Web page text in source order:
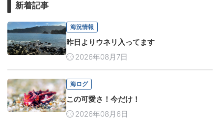
新着記事
海況情報
昨日よりウネリ入ってます
2026年08月7日
海ログ
この可愛さ！今だけ！
2026年08月6日